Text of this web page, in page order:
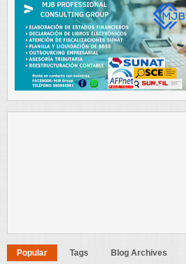
Popular Tags Blog Archives